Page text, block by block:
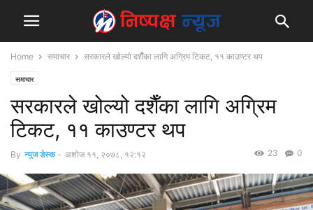
Home समाचार सरकारले खोल्यो दशैँका लागि अग्रिम टिकट, ११ काउण्टर थप
समाचार
सरकारले खोल्यो दशैँका लागि अग्रिम
टिकट, ११ काउण्टर थप
By न्युज डेस्क - अशोज ११, २०७८, १२:१२ 0
23